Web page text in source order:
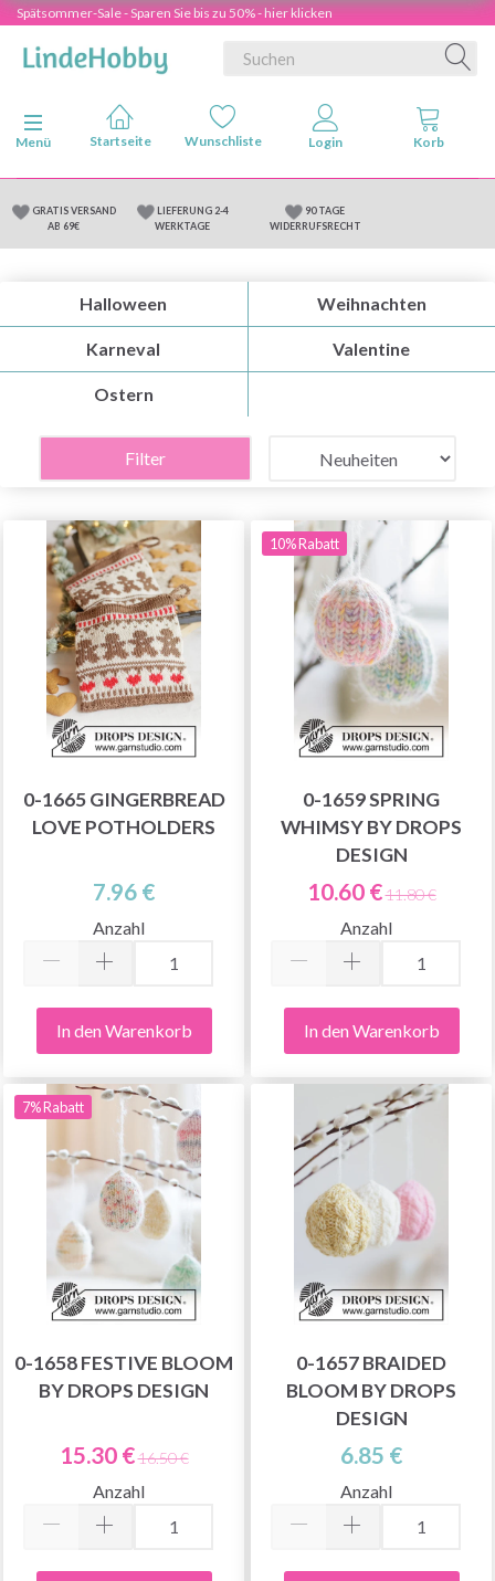
Spätsommer-Sale - Sparen Sie bis zu 50% - hier klicken
Anzeige ändern
Menü
GRATIS VERSAND
AB 69€
LIEFERUNG 2-4
WERKTAGE
90 TAGE
WIDERRUFSRECHT
Halloween Weihnachten
Karneval Valentine
Ostern
Filter
0-1665 GINGERBREAD
LOVE POTHOLDERS
7.96 €
Anzahl
In den Warenkorb
10% Rabatt
0-1659 SPRING
WHIMSY BY DROPS
DESIGN
10.60 €11.80 €
Anzahl
In den Warenkorb
7% Rabatt
0-1658 FESTIVE BLOOM
BY DROPS DESIGN
15.30 €16.50 €
Anzahl
0-1657 BRAIDED
BLOOM BY DROPS
DESIGN
6.85 €
Anzahl